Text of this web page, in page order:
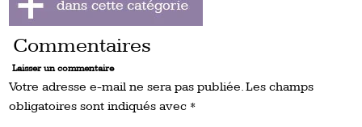
Commentaires
Laisser un commentaire
Votre adresse e-mail ne sera pas publiée.Les champs
obligatoires sont indiqués avec *